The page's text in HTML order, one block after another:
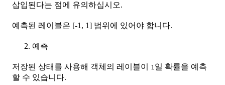
삽입된다는 점에 유의하십시오.
예측된 레이블은 [-1, 1] 범위에 있어야 합니다.
예측
저장된 상태를 사용해 객체의 레이블이 1일 확률을 예측
할 수 있습니다.